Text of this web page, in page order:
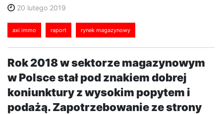
20 lutego 2019
axi immo raport rynek magazynowy
Rok 2018 w sektorze magazynowym
w Polsce stał pod znakiem dobrej
koniunktury z wysokim popytem i
podażą. Zapotrzebowanie ze strony